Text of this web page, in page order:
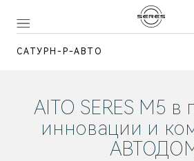
САТУРН-Р-АВТО
AITO SERES M5 в
инновации и